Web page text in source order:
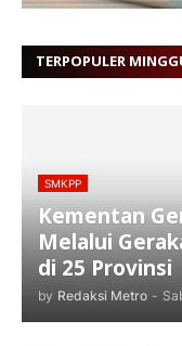
TERPOPULER
SMKPP
Kementan
Melalui
di 25 Provinsi
by Redaksi Metro -